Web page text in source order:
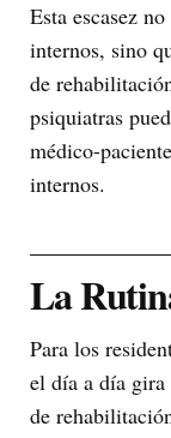
Esta escasez
internos, sino
de
psiquiatras
médico-
internos.
La
Para los
el día a día gira
de